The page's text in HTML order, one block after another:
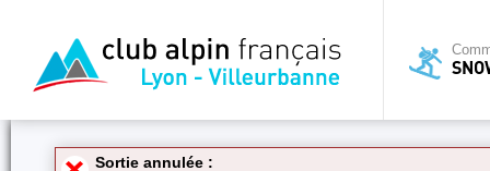
Sortie annulée :